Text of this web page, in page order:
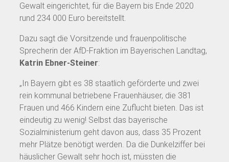
Gewalt eingerichtet, für die Bayern bis Ende 2020
rund 234 000 Euro bereitstellt.
Dazu sagt die Vorsitzende und frauenpolitische
Sprecherin der AfD-Fraktion im Bayerischen Landtag,
Katrin Ebner-Steiner:
„In Bayern gibt es 38 staatlich geförderte und zwei
rein kommunal betriebene Frauenhäuser, die 381
Frauen und 466 Kindern eine Zuflucht bieten. Das ist
eindeutig zu wenig! Selbst das bayerische
Sozialministerium geht davon aus, dass 35 Prozent
mehr Plätze benötigt werden. Da die Dunkelziffer bei
häuslicher Gewalt sehr hoch ist, müssten die